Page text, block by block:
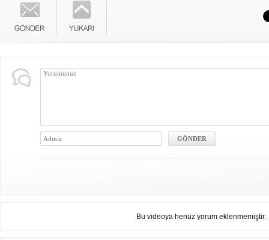
Bu videoya henüz yorum eklenmemiştir.